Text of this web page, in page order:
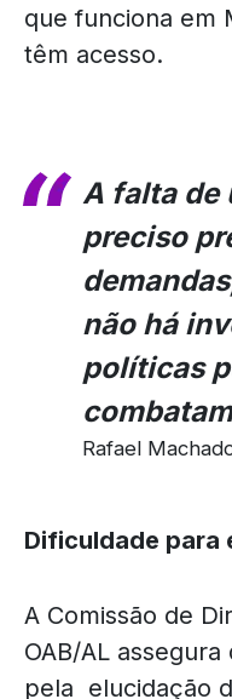
que funciona em
têm acesso.
A falta de
preciso
não há
políticas
Rafael
Dificuldade para
A Comissão de
OAB/AL
pela elucidação